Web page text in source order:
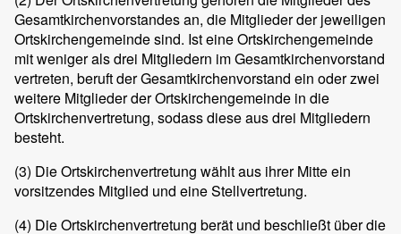
Gesamtkirchenvorstandes an, die Mitglieder der jeweiligen
Ortskirchengemeinde sind. Ist eine Ortskirchengemeinde
mit weniger als drei Mitgliedern im Gesamtkirchenvorstand
vertreten, beruft der Gesamtkirchenvorstand ein oder zwei
weitere Mitglieder der Ortskirchengemeinde in die
Ortskirchenvertretung, sodass diese aus drei Mitgliedern
besteht.
(3) Die Ortskirchenvertretung wählt aus ihrer Mitte ein
vorsitzendes Mitglied und eine Stellvertretung.
(4) Die Ortskirchenvertretung berät und beschließt über die